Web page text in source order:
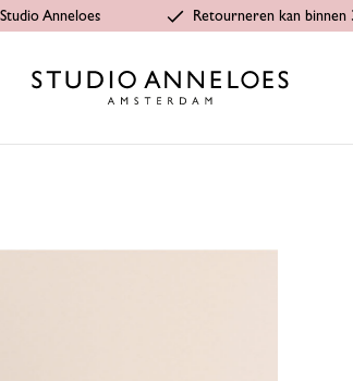
Anneloes Retourneren kan binnen